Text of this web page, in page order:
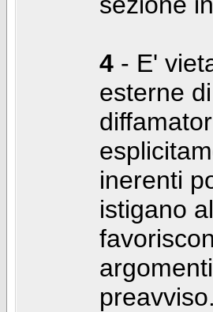
4 - E'
esterne
inerenti
istigano
preavviso.